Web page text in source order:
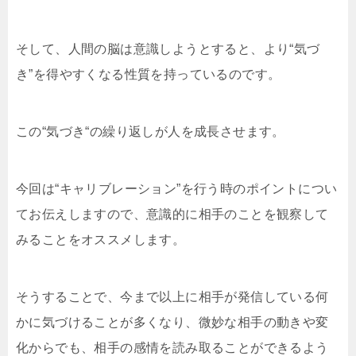
そして、人間の脳は意識しようとすると、より“気づ
き”を得やすくなる性質を持っているのです。
この“気づき“の繰り返しが人を成長させます。
今回は“キャリブレーション”を行う時のポイントについ
てお伝えしますので、意識的に相手のことを観察して
みることをオススメします。
そうすることで、今まで以上に相手が発信している何
かに気づけることが多くなり、微妙な相手の動きや変
化からでも、相手の感情を読み取ることができるよう